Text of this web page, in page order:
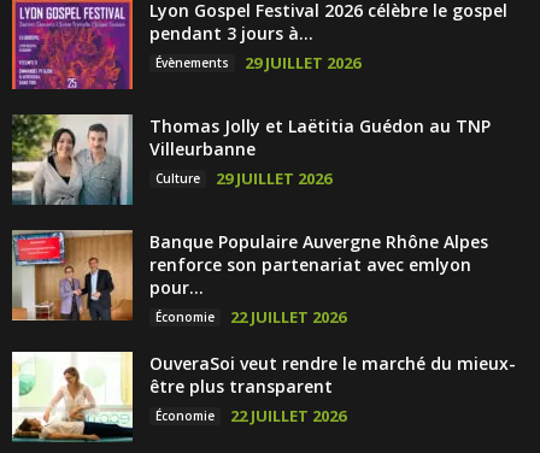
Lyon Gospel Festival 2026 célèbre le gospel
pendant 3 jours à...
Évènements 29 JUILLET 2026
Thomas Jolly et Laëtitia Guédon au TNP
Villeurbanne
Culture 29 JUILLET 2026
Banque Populaire Auvergne Rhône Alpes
renforce son partenariat avec emlyon
pour...
Économie 22 JUILLET 2026
OuveraSoi veut rendre le marché du mieux-
être plus transparent
Économie 22 JUILLET 2026